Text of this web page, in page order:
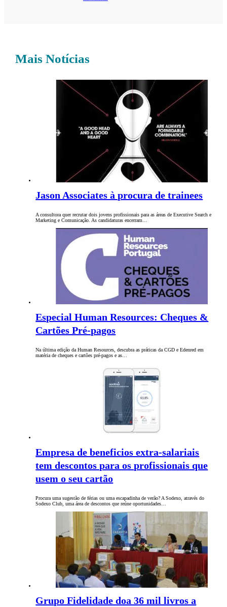
Mais Notícias
Jason Associates à procura de trainees
A consultora quer recrutar dois jovens profissionais para as áreas de Executive Search e
Marketing e Comunicação. As candidaturas encerram…
Especial Human Resources: Cheques &
Cartões Pré-pagos
Na última edição da Human Resources, descubra as práticas da CGD e Edenred em
matéria de cheques e cartões pré-pagos e as…
Empresa de beneficios extra-salariais
tem descontos para os profissionais que
usem o seu cartão
Procura uma sugestão de férias ou uma escapadinha de verão? A Sodexo, através do
Sodexo Club, uma área de descontos que reúne oportunidades…
Grupo Fidelidade doa 36 mil livros a